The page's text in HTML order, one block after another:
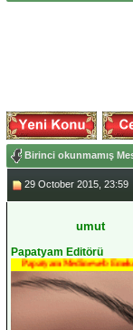
Birinci okunmamış
29 October 2015, 23:59
umut
Papatyam Editörü
Papatyam Medineweb